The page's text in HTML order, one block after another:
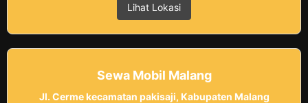
Lihat Lokasi
Sewa Mobil Malang
Jl. Cerme kecamatan pakisaji, Kabupaten Malang